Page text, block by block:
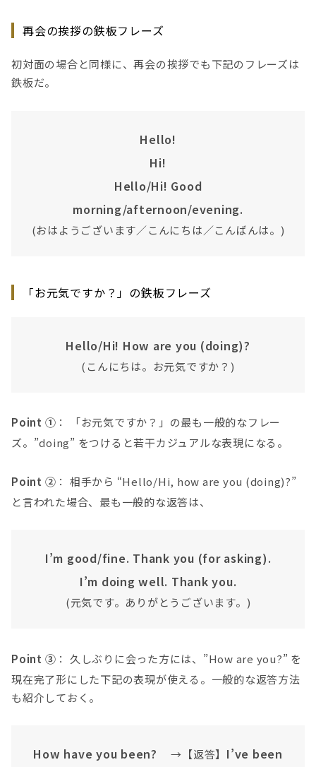
再会の挨拶の鉄板フレーズ
初対面の場合と同様に、再会の挨拶でも下記のフレーズは
鉄板だ。
Hello!
Hi!
Hello/Hi! Good
morning/afternoon/evening.
(おはようございます／こんにちは／こんばんは。)
「お元気ですか？」の鉄板フレーズ
Hello/Hi! How are you (doing)?
(こんにちは。お元気ですか？)
Point ① ： 「お元気ですか？」の最も一般的なフレー
ズ。”doing” をつけると若干カジュアルな表現になる。
Point ② ： 相手から “Hello/Hi, how are you (doing)?”
と言われた場合、最も一般的な返答は、
I’m good/fine. Thank you (for asking).
I’m doing well. Thank you.
(元気です。ありがとうございます。)
Point ③ ： 久しぶりに会った方には、”How are you?” を
現在完了形にした下記の表現が使える。一般的な返答方法
も紹介しておく。
How have you been? →【返答】 I’ve been